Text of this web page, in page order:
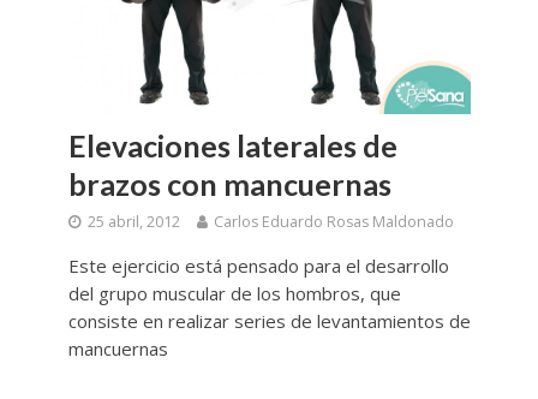
Elevaciones laterales de
brazos con mancuernas
25 abril, 2012 Carlos Eduardo Rosas Maldonado
Este ejercicio está pensado para el desarrollo
del grupo muscular de los hombros, que
consiste en realizar series de levantamientos de
mancuernas